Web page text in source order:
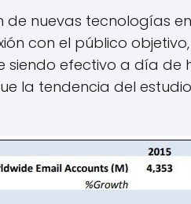
de nuevas tecnologías
con el público
siendo efectivo a día de
la tendencia del